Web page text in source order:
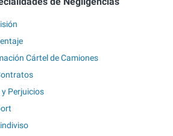
Cártel de Camiones
Perjuicios